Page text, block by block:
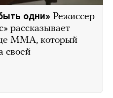
одни» Режиссер
рассказывает
ММА, который
своей